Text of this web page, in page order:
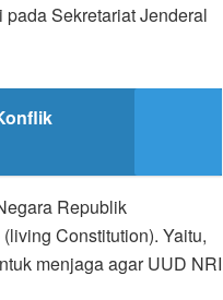
pada Sekretariat Jenderal
Republik
Constitution). Yaitu,
menjaga agar UUD NRI